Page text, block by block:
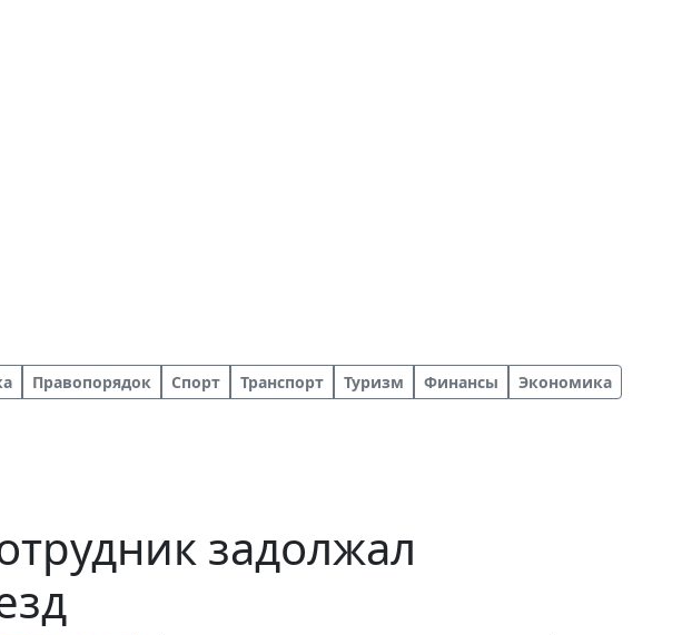
Правопорядок Спорт Транспорт Туризм Финансы
Экономика
задолжал